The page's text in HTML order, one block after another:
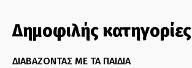
Δημοφιλής κατηγορίες
ΔΙΑΒΑΖΟΝΤΑΣ ΜΕ ΤΑ ΠΑΙΔΙΑ